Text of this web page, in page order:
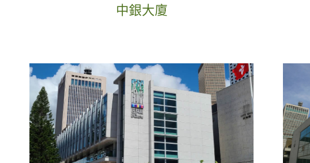
中銀大廈